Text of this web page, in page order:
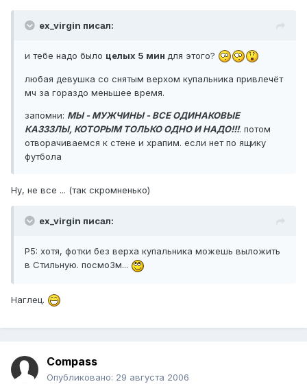
ex_virgin писал:
и тебе надо было целых 5 мин для этого?
любая девушка со снятым верхом купальника привлечёт
мч за гораздо меньшее время.
запомни: МЫ - МУЖЧИНЫ - ВСЕ ОДИНАКОВЫЕ
КАЗЗЗЛЫ, КОТОРЫМ ТОЛЬКО ОДНО И НАДО!!!. потом
отворачиваемся к стене и храпим. если нет по ящику
футбола
Ну, не все ... (так скромненько)
ex_virgin писал:
Р5: хотя, фотки без верха купальника можешь выложить
в Стильную. посмо3м...
Наглец.
Compass
Опубликовано: 29 августа 2006